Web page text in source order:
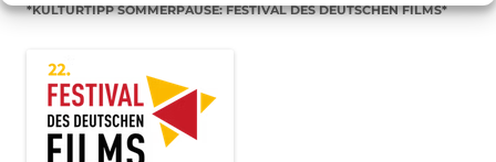
*KULTURTIPP SOMMERPAUSE: FESTIVAL DES DEUTSCHEN FILMS*